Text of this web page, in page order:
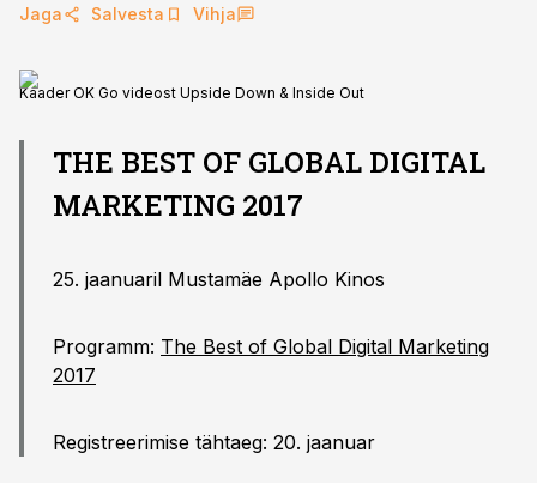
Jaga Salvesta Vihja
Kaader OK Go videost Upside Down & Inside Out
THE BEST OF GLOBAL DIGITAL
MARKETING 2017
25. jaanuaril Mustamäe Apollo Kinos
Programm: The Best of Global Digital Marketing
2017
Registreerimise tähtaeg: 20. jaanuar